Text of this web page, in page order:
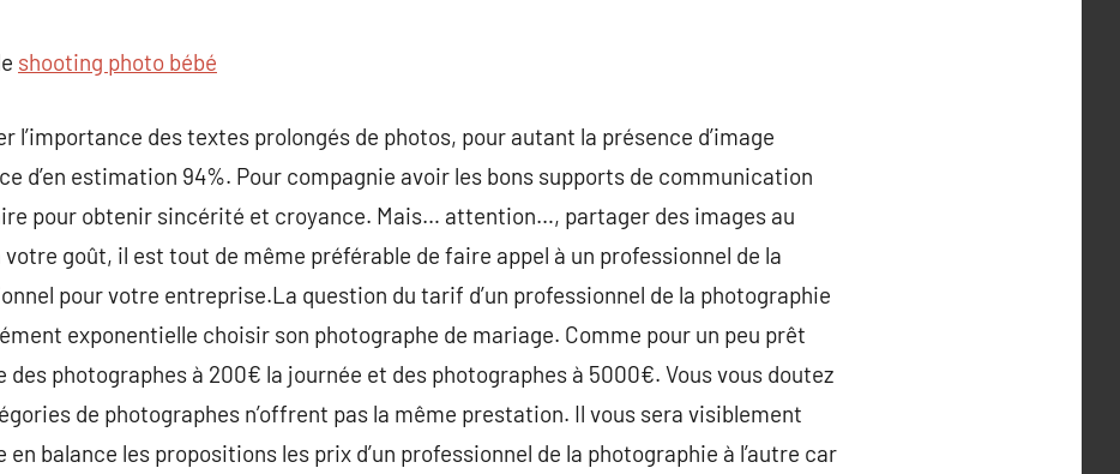
shooting photo bébé
l’importance des textes prolongés de photos, pour autant la présence d’image
d’en estimation 94%. Pour compagnie avoir les bons supports de communication
pour obtenir sincérité et croyance. Mais… attention…, partager des images au
goût, il est tout de même préférable de faire appel à un professionnel de la
pour votre entreprise.La question du tarif d’un professionnel de la photographie
exponentielle choisir son photographe de mariage. Comme pour un peu prêt
photographes à 200€ la journée et des photographes à 5000€. Vous vous doutez
de photographes n’offrent pas la même prestation. Il vous sera visiblement
balance les propositions les prix d’un professionnel de la photographie à l’autre car